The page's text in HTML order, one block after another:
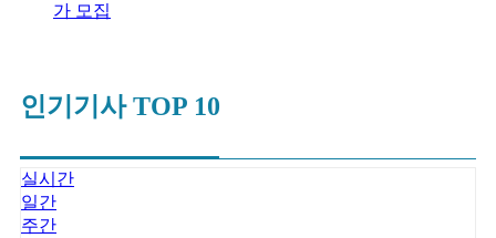
가 모집
인기기사 TOP 10
실시간
일간
주간